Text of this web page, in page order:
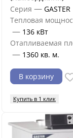
Серия — GASTER
Тепловая
— 136 кВт
Отапливаемая
— 1360 кв. м.
В корзину
Купить в 1 клик